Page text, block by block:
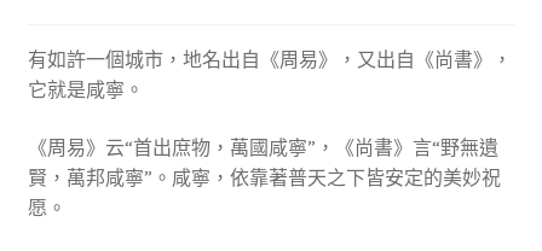
有如許一個城市，地名出自《周易》，又出自《尚書》，
它就是咸寧。
《周易》云“首出庶物，萬國咸寧”，《尚書》言“野無遺
賢，萬邦咸寧”。咸寧，依靠著普天之下皆安定的美妙祝
愿。